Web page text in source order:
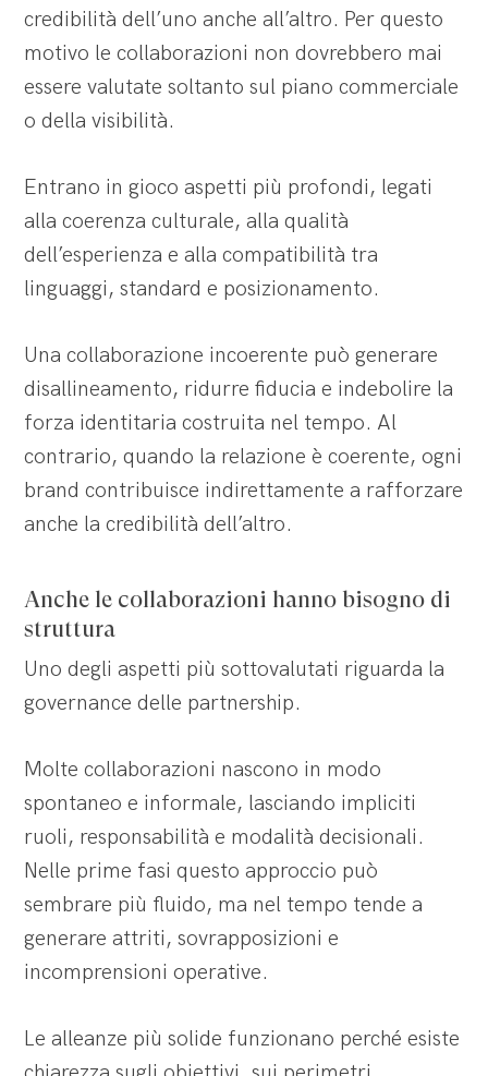
credibilità dell’uno anche all’altro. Per questo
motivo le collaborazioni non dovrebbero mai
essere valutate soltanto sul piano commerciale
o della visibilità.
Entrano in gioco aspetti più profondi, legati
alla coerenza culturale, alla qualità
dell’esperienza e alla compatibilità tra
linguaggi, standard e posizionamento.
Una collaborazione incoerente può generare
disallineamento, ridurre fiducia e indebolire la
forza identitaria costruita nel tempo. Al
contrario, quando la relazione è coerente, ogni
brand contribuisce indirettamente a rafforzare
anche la credibilità dell’altro.
Anche le collaborazioni hanno bisogno di
struttura
Uno degli aspetti più sottovalutati riguarda la
governance delle partnership.
Molte collaborazioni nascono in modo
spontaneo e informale, lasciando impliciti
ruoli, responsabilità e modalità decisionali.
Nelle prime fasi questo approccio può
sembrare più fluido, ma nel tempo tende a
generare attriti, sovrapposizioni e
incomprensioni operative.
Le alleanze più solide funzionano perché esiste